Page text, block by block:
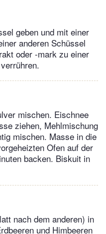
geben und mit einer
anderen Schüssel
oder -mark zu einer
mischen. Eischnee
ziehen, Mehlmischung
mischen. Masse in die
Ofen auf der
backen. Biskuit in
nach dem anderen) in
und Himbeeren